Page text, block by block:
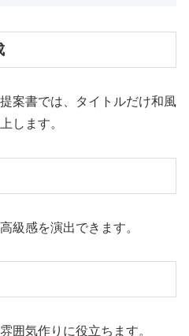
案書では、タイトルだけ和風
します。
級感を演出できます。
囲気作りに役立ちます。